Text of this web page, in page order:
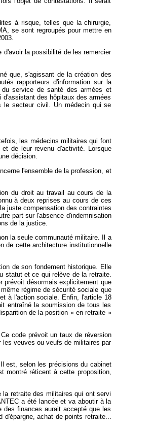
à risque, telles que la chirurgie,
se sont regroupés pour mettre en
la possibilité de les remercier
que, s'agissant de la création des
rapporteurs d'information sur la
du service de santé des armées et
des hôpitaux des armées
le secteur civil. Un médecin qui se
les médecins militaires qui font
de leur revenu d'activité. Lorsque
décision.
l'ensemble de la profession, et
du droit au travail au cours de la
à deux reprises au cours de ces
juste compensation des contraintes
part sur l'absence d'indemnisation
de la justice.
la seule communauté militaire. Il a
de cette architecture institutionnelle
de son fondement historique. Elle
statut et ce qui relève de la retraite.
prévoit désormais explicitement que
régime de sécurité sociale que
à l'action sociale. Enfin, l'article 18
entraîné la soumission de tous les
de la position « en retraite »
code prévoit un taux de réversion
les veuves ou veufs de militaires par
est, selon les précisions du cabinet
montré réticent à cette proposition,
retraite des militaires qui ont servi
a été lancée et va aboutir à la
finances aurait accepté que les
d'épargne, achat de points retraite...